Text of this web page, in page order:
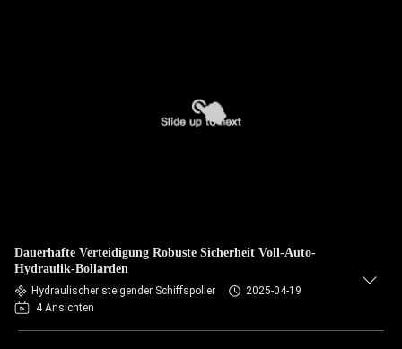
Dauerhafte Verteidigung Robuste Sicherheit Voll-Auto-
Hydraulik-Bollarden
Hydraulischer steigender Schiffspoller
2025-04-19
4 Ansichten